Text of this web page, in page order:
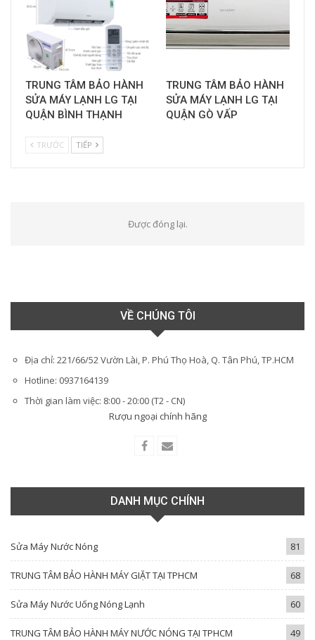
TRUNG TÂM BẢO HÀNH
SỬA MÁY LẠNH LG TẠI
QUẬN BÌNH THẠNH
TRUNG TÂM BẢO HÀNH
SỬA MÁY LẠNH LG TẠI
QUẬN GÒ VẤP
TRƯỚC TIẾP
Được đóng lại.
VỀ CHÚNG TÔI
Địa chỉ: 221/66/52 Vườn Lài, P. Phú Thọ Hoà, Q. Tân Phú, TP.HCM
Hotline: 0937164139
Thời gian làm việc: 8:00 - 20:00 (T2 - CN)
Rượu ngoại chính hãng
DANH MỤC CHÍNH
Sửa Máy Nước Nóng 81
TRUNG TÂM BẢO HÀNH MÁY GIẶT TẠI TPHCM 68
Sửa Máy Nước Uống Nóng Lạnh 60
TRUNG TÂM BẢO HÀNH MÁY NƯỚC NÓNG TẠI TPHCM 49